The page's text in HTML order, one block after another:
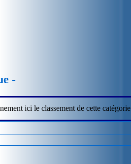
-
ici le classement de cette catégorie